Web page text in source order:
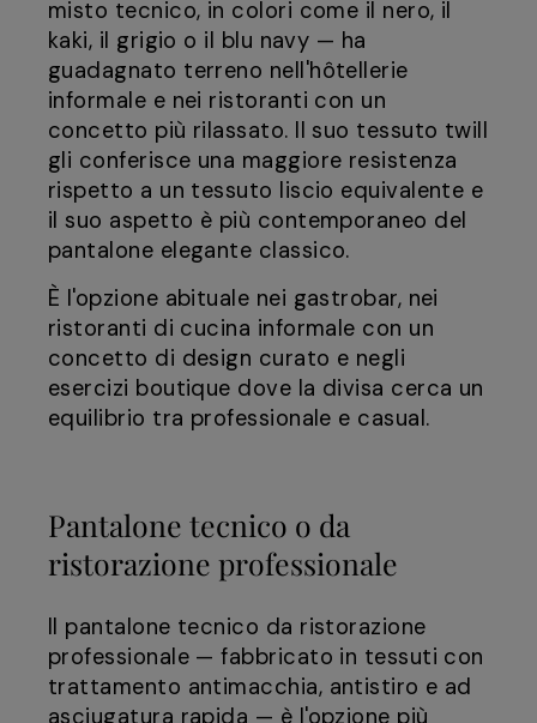
misto tecnico, in colori come il nero, il
kaki, il grigio o il blu navy — ha
guadagnato terreno nell'hôtellerie
informale e nei ristoranti con un
concetto più rilassato. Il suo tessuto twill
gli conferisce una maggiore resistenza
rispetto a un tessuto liscio equivalente e
il suo aspetto è più contemporaneo del
pantalone elegante classico.
È l'opzione abituale nei gastrobar, nei
ristoranti di cucina informale con un
concetto di design curato e negli
esercizi boutique dove la divisa cerca un
equilibrio tra professionale e casual.
Pantalone tecnico o da
ristorazione professionale
Il pantalone tecnico da ristorazione
professionale — fabbricato in tessuti con
trattamento antimacchia, antistiro e ad
asciugatura rapida — è l'opzione più